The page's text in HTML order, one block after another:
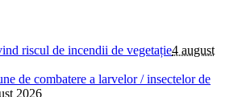
riscul de incendii de vegetație4 august
de combatere a larvelor / insectelor de
2026